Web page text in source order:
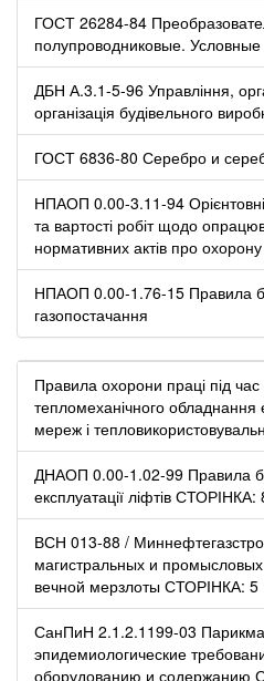
ГОСТ 26284-84
полупроводниковые.
ДБН А.3.1-5-96 Управління,
організація будівельного
ГОСТ 6836-80 Серебро и
НПАОП 0.00-3.11-94 Орієнтовні
та вартості робіт щодо
нормативних актів про
НПАОП 0.00-1.76-15 Правила
газопостачання
Правила охорони праці під час
тепломеханічного обладнання
мереж і
ДНАОП 0.00-1.02-99 Правила
експлуатації ліфтів СТОРІНКА:
ВСН 013-88 /
магистральных и
вечной мерзлоты СТОРІНКА: 5
СанПиН 2.1.2.1199-03
эпидемиологические
оборудованию и содержанию